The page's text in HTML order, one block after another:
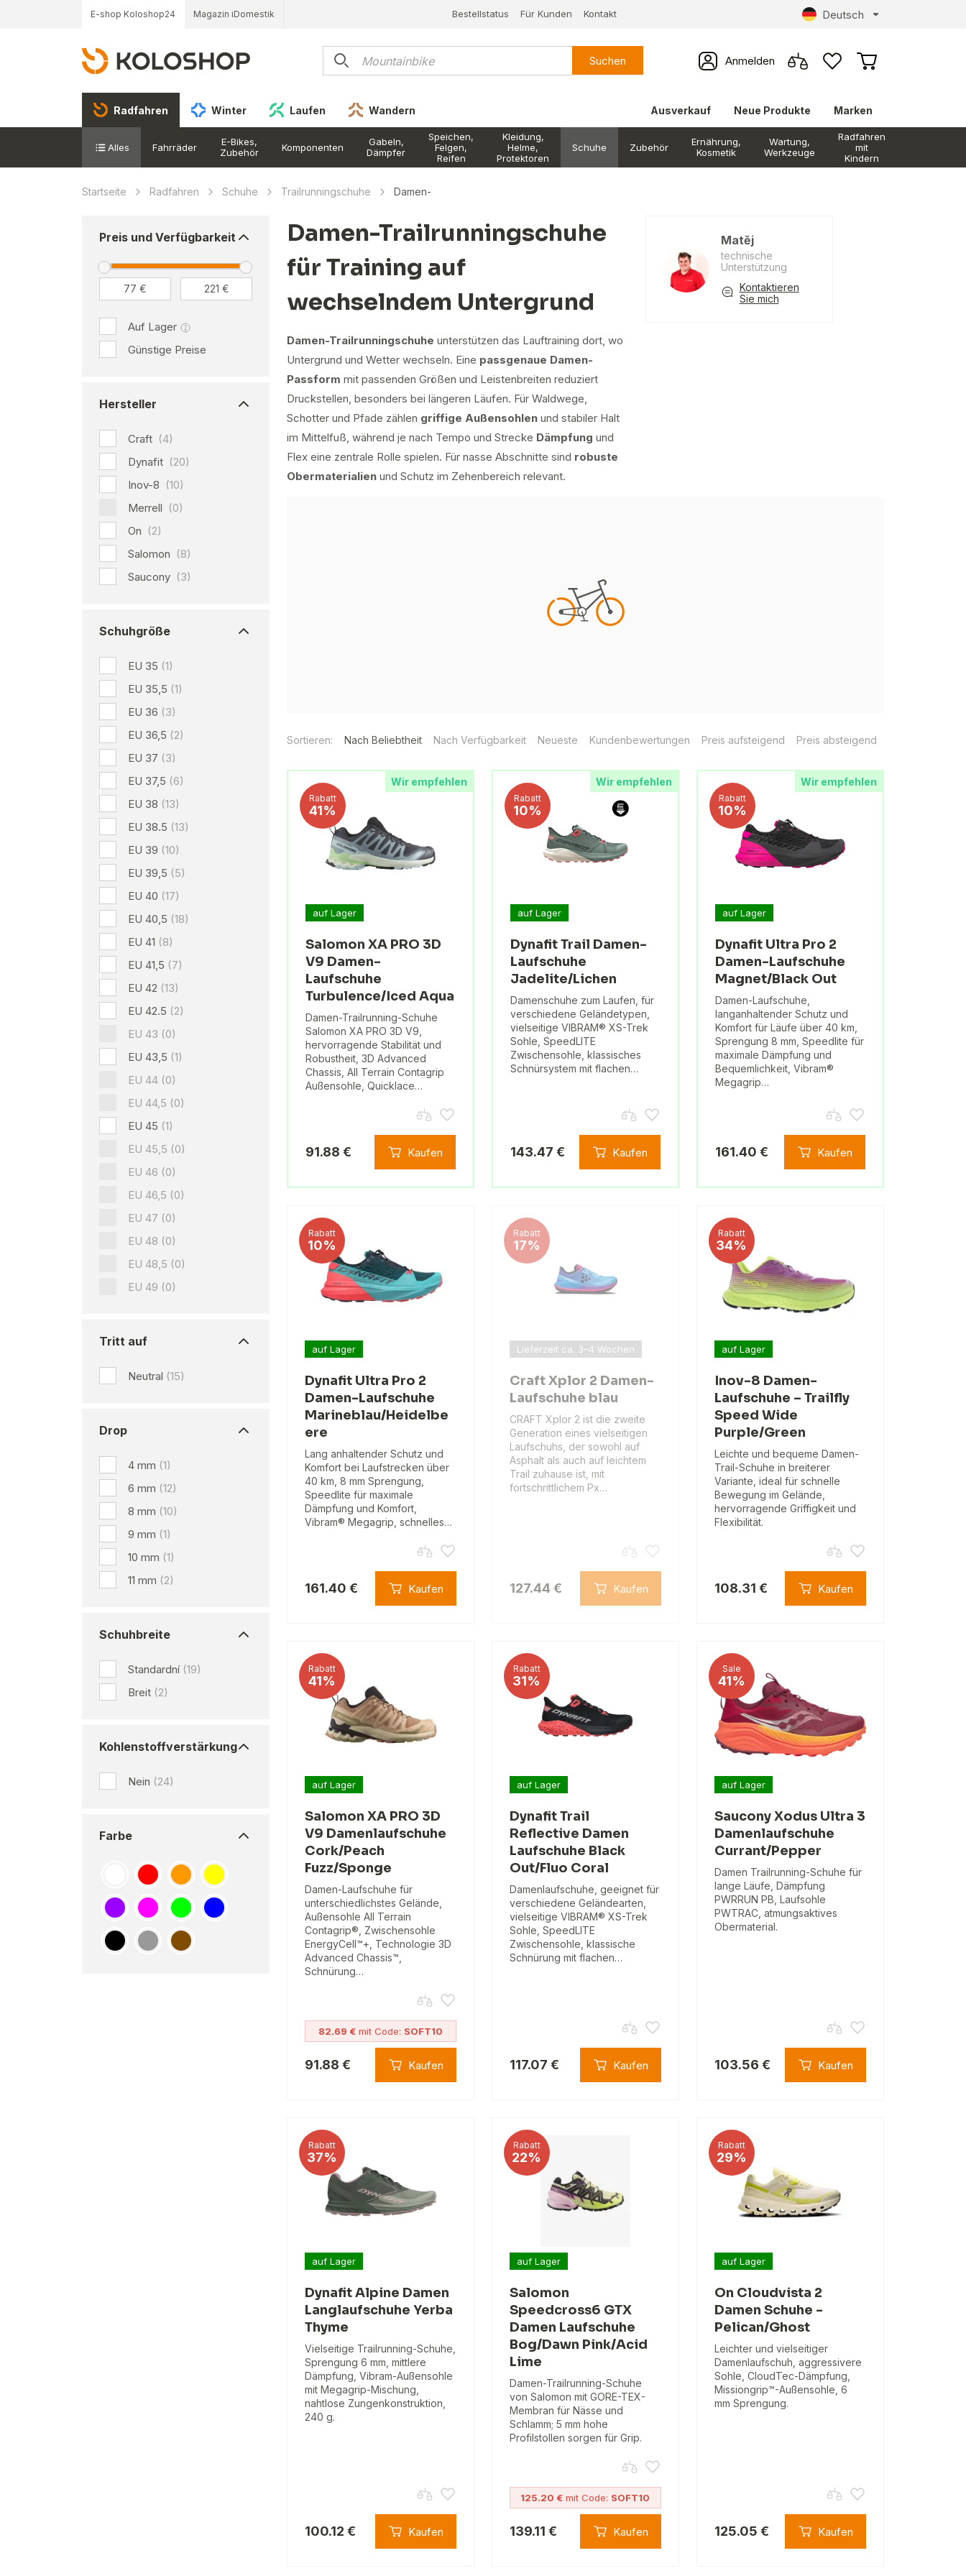
E-shop Koloshop24 Magazin iDomestik Bestellstatus Für Kunden Kontakt Deutsch
Suchen Anmelden
Radfahren Winter Laufen Wandern Ausverkauf Neue Produkte Marken
Alles Fahrräder
E-Bikes,
Zubehör
Komponenten
Gabeln,
Dämpfer
Speichen,
Felgen,
Reifen
Kleidung,
Helme,
Protektoren
Schuhe Zubehör
Ernährung,
Kosmetik
Wartung,
Werkzeuge
Radfahren
mit
Kindern
Startseite Radfahren Schuhe Trailrunningschuhe Damen-
Preis und Verfügbarkeit
Auf Lager
Günstige Preise
Hersteller
Craft (4)
Dynafit (20)
Inov-8 (10)
Merrell (0)
On (2)
Salomon (8)
Saucony (3)
Schuhgröße
EU 35 (1)
EU 35,5 (1)
EU 36 (3)
EU 36,5 (2)
EU 37 (3)
EU 37,5 (6)
EU 38 (13)
EU 38.5 (13)
EU 39 (10)
EU 39,5 (5)
EU 40 (17)
EU 40,5 (18)
EU 41 (8)
EU 41,5 (7)
EU 42 (13)
EU 42.5 (2)
EU 43 (0)
EU 43,5 (1)
EU 44 (0)
EU 44,5 (0)
EU 45 (1)
EU 45,5 (0)
EU 46 (0)
EU 46,5 (0)
EU 47 (0)
EU 48 (0)
EU 48,5 (0)
EU 49 (0)
Tritt auf
Neutral (15)
Drop
4 mm (1)
6 mm (12)
8 mm (10)
9 mm (1)
10 mm (1)
11 mm (2)
Schuhbreite
Standardní (19)
Breit (2)
Kohlenstoffverstärkung
Nein (24)
Farbe
Damen-Trailrunningschuhe
für Training auf
wechselndem Untergrund
Damen-Trailrunningschuhe unterstützen das Lauftraining dort, wo
Untergrund und Wetter wechseln. Eine passgenaue Damen-
Passform mit passenden Größen und Leistenbreiten reduziert
Druckstellen, besonders bei längeren Läufen. Für Waldwege,
Schotter und Pfade zählen griffige Außensohlen und stabiler Halt
im Mittelfuß, während je nach Tempo und Strecke Dämpfung und
Flex eine zentrale Rolle spielen. Für nasse Abschnitte sind robuste
Obermaterialien und Schutz im Zehenbereich relevant.
Matěj
technische
Unterstützung
Kontaktieren
Sie mich
Sortieren: Nach Beliebtheit Nach Verfügbarkeit Neueste Kundenbewertungen Preis aufsteigend Preis absteigend
Wir empfehlen
Rabatt
41%
auf Lager
Salomon XA PRO 3D
V9 Damen-
Laufschuhe
Turbulence/Iced Aqua
Damen-Trailrunning-Schuhe
Salomon XA PRO 3D V9,
hervorragende Stabilität und
Robustheit, 3D Advanced
Chassis, All Terrain Contagrip
Außensohle, Quicklace…
91.88 € Kaufen
Wir empfehlen
Rabatt
10%
auf Lager
Dynafit Trail Damen-
Laufschuhe
Jadelite/Lichen
Damenschuhe zum Laufen, für
verschiedene Geländetypen,
vielseitige VIBRAM® XS-Trek
Sohle, SpeedLITE
Zwischensohle, klassisches
Schnürsystem mit flachen…
143.47 € Kaufen
Wir empfehlen
Rabatt
10%
auf Lager
Dynafit Ultra Pro 2
Damen-Laufschuhe
Magnet/Black Out
Damen-Laufschuhe,
langanhaltender Schutz und
Komfort für Läufe über 40 km,
Sprengung 8 mm, Speedlite für
maximale Dämpfung und
Bequemlichkeit, Vibram®
Megagrip…
161.40 € Kaufen
Rabatt
10%
auf Lager
Dynafit Ultra Pro 2
Damen-Laufschuhe
Marineblau/Heidelbe
ere
Lang anhaltender Schutz und
Komfort bei Laufstrecken über
40 km, 8 mm Sprengung,
Speedlite für maximale
Dämpfung und Komfort,
Vibram® Megagrip, schnelles…
161.40 € Kaufen
Rabatt
17%
Lieferzeit ca. 3–4 Wochen
Craft Xplor 2 Damen-
Laufschuhe blau
CRAFT Xplor 2 ist die zweite
Generation eines vielseitigen
Laufschuhs, der sowohl auf
Asphalt als auch auf leichtem
Trail zuhause ist, mit
fortschrittlichem Px…
127.44 € Kaufen
Rabatt
34%
auf Lager
Inov-8 Damen-
Laufschuhe – Trailfly
Speed Wide
Purple/Green
Leichte und bequeme Damen-
Trail-Schuhe in breiterer
Variante, ideal für schnelle
Bewegung im Gelände,
hervorragende Griffigkeit und
Flexibilität.
108.31 € Kaufen
Rabatt
41%
auf Lager
Salomon XA PRO 3D
V9 Damenlaufschuhe
Cork/Peach
Fuzz/Sponge
Damen-Laufschuhe für
unterschiedlichstes Gelände,
Außensohle All Terrain
Contagrip®, Zwischensohle
EnergyCell™+, Technologie 3D
Advanced Chassis™,
Schnürung…
82.69 €mit Code: SOFT10
91.88 € Kaufen
Rabatt
31%
auf Lager
Dynafit Trail
Reflective Damen
Laufschuhe Black
Out/Fluo Coral
Damenlaufschuhe, geeignet für
verschiedene Geländearten,
vielseitige VIBRAM® XS-Trek
Sohle, SpeedLITE
Zwischensohle, klassische
Schnürung mit flachen…
117.07 € Kaufen
Sale
41%
auf Lager
Saucony Xodus Ultra 3
Damenlaufschuhe
Currant/Pepper
Damen Trailrunning-Schuhe für
lange Läufe, Dämpfung
PWRRUN PB, Laufsohle
PWTRAC, atmungsaktives
Obermaterial.
103.56 € Kaufen
Rabatt
37%
auf Lager
Dynafit Alpine Damen
Langlaufschuhe Yerba
Thyme
Vielseitige Trailrunning-Schuhe,
Sprengung 6 mm, mittlere
Dämpfung, Vibram-Außensohle
mit Megagrip-Mischung,
nahtlose Zungenkonstruktion,
240 g.
100.12 € Kaufen
Rabatt
22%
auf Lager
Salomon
Speedcross6 GTX
Damen Laufschuhe
Bog/Dawn Pink/Acid
Lime
Damen-Trailrunning-Schuhe
von Salomon mit GORE-TEX-
Membran für Nässe und
Schlamm; 5 mm hohe
Profilstollen sorgen für Grip.
125.20 € mit Code: SOFT10
139.11 € Kaufen
Rabatt
29%
auf Lager
On Cloudvista 2
Damen Schuhe -
Pelican/Ghost
Leichter und vielseitiger
Damenlaufschuh, aggressivere
Sohle, CloudTec-Dämpfung,
Missiongrip™-Außensohle, 6
mm Sprengung.
125.05 € Kaufen